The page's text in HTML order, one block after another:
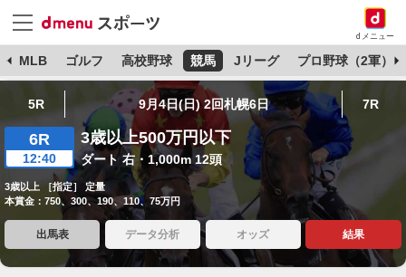
dメニュー
MLB ゴルフ 高校野球 競馬 Jリーグ プロ野球（2軍）
5R 9月4日(日) 2回札幌6日 7R
6R
12:40
3歳以上500万円以下
ダート 右・1,000m 12頭
3歳以上 ［指定］ 定量
本賞金：750、300、190、110、75万円
出馬表 データ分析 オッズ 結果